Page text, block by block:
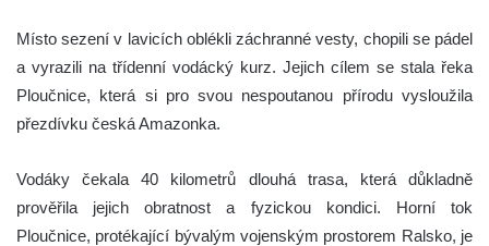
Místo sezení v lavicích oblékli záchranné vesty, chopili se pádel
a vyrazili na třídenní vodácký kurz. Jejich cílem se stala řeka
Ploučnice, která si pro svou nespoutanou přírodu vysloužila
přezdívku česká Amazonka.
Vodáky čekala 40 kilometrů dlouhá trasa, která důkladně
prověřila jejich obratnost a fyzickou kondici. Horní tok
Ploučnice, protékající bývalým vojenským prostorem Ralsko, je